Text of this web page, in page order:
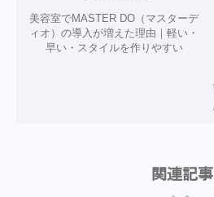
美容室でMASTER DO（マスターデ
ィオ）の導入が増えた理由｜軽い・
早い・スタイルを作りやすい
関連記事